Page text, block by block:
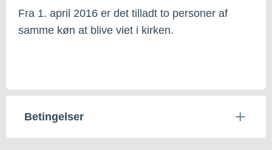
Fra 1. april 2016 er det tilladt to personer af
samme køn at blive viet i kirken.
Betingelser